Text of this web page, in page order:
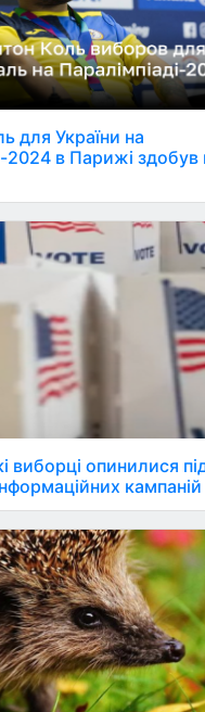
для України на
2024 в Парижі здобув
виборці опинилися